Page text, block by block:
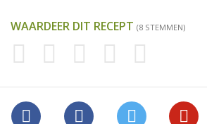
WAARDEER DIT RECEPT (8 STEMMEN)